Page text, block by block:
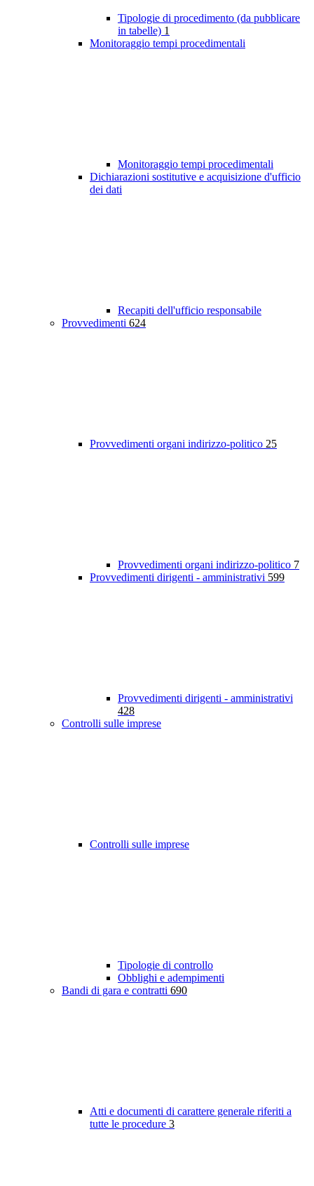
Tipologie di procedimento (da pubblicare
in tabelle) 1
Monitoraggio tempi procedimentali
Monitoraggio tempi procedimentali
Dichiarazioni sostitutive e acquisizione d'ufficio
dei dati
Recapiti dell'ufficio responsabile
Provvedimenti 624
Provvedimenti organi indirizzo-politico 25
Provvedimenti organi indirizzo-politico 7
Provvedimenti dirigenti - amministrativi 599
Provvedimenti dirigenti - amministrativi
428
Controlli sulle imprese
Controlli sulle imprese
Tipologie di controllo
Obblighi e adempimenti
Bandi di gara e contratti 690
Atti e documenti di carattere generale riferiti a
tutte le procedure 3